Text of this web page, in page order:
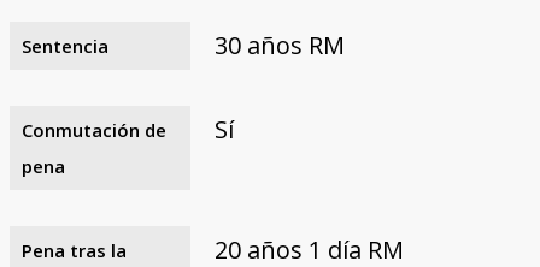
Sentencia 30 años RM
Conmutación de
pena
Sí
Pena tras la
20 años 1 día RM